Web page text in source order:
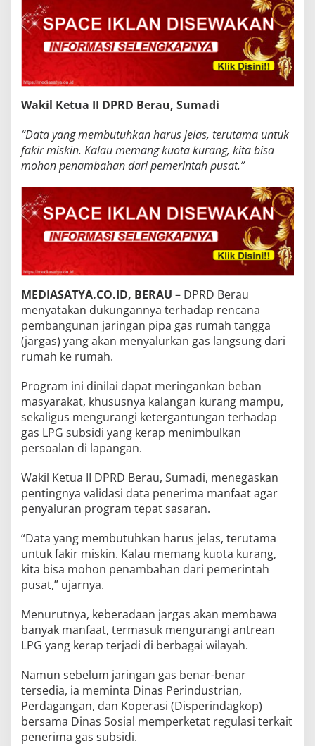
Wakil Ketua II DPRD Berau, Sumadi
“Data yang membutuhkan harus jelas, terutama untuk
fakir miskin. Kalau memang kuota kurang, kita bisa
mohon penambahan dari pemerintah pusat.”
MEDIASATYA.CO.ID, BERAU – DPRD Berau
menyatakan dukungannya terhadap rencana
pembangunan jaringan pipa gas rumah tangga
(jargas) yang akan menyalurkan gas langsung dari
rumah ke rumah.
Program ini dinilai dapat meringankan beban
masyarakat, khususnya kalangan kurang mampu,
sekaligus mengurangi ketergantungan terhadap
gas LPG subsidi yang kerap menimbulkan
persoalan di lapangan.
Wakil Ketua II DPRD Berau, Sumadi, menegaskan
pentingnya validasi data penerima manfaat agar
penyaluran program tepat sasaran.
“Data yang membutuhkan harus jelas, terutama
untuk fakir miskin. Kalau memang kuota kurang,
kita bisa mohon penambahan dari pemerintah
pusat,” ujarnya.
Menurutnya, keberadaan jargas akan membawa
banyak manfaat, termasuk mengurangi antrean
LPG yang kerap terjadi di berbagai wilayah.
Namun sebelum jaringan gas benar-benar
tersedia, ia meminta Dinas Perindustrian,
Perdagangan, dan Koperasi (Disperindagkop)
bersama Dinas Sosial memperketat regulasi terkait
penerima gas subsidi.